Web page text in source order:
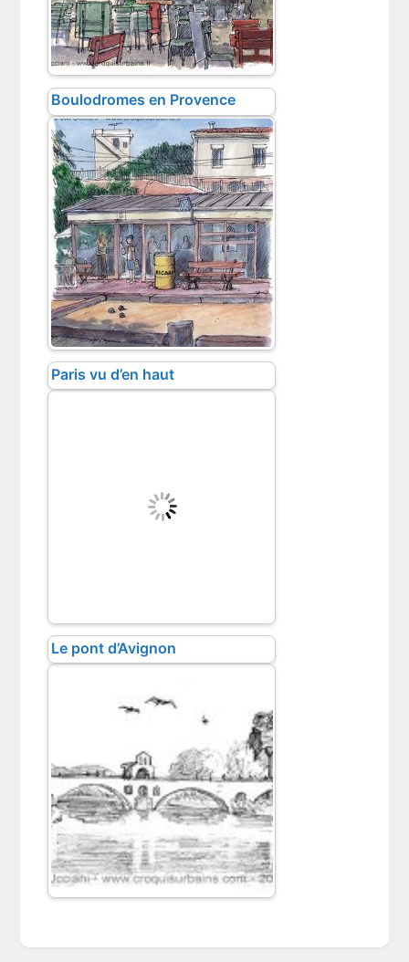
Boulodromes en Provence
Paris vu d’en haut
Le pont d’Avignon